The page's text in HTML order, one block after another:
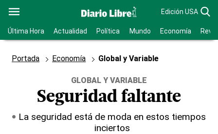
Edición USA
Última Hora Actualidad Política Mundo Economía
Portada Economía Global y Variable
GLOBAL Y VARIABLE
Seguridad faltante
La seguridad está de moda en estos tiempos
inciertos